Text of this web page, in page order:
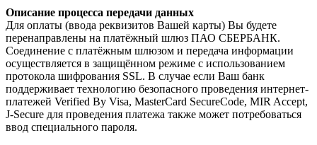
Описание процесса передачи данных
Для оплаты (ввода реквизитов Вашей карты) Вы будете
перенаправлены на платёжный шлюз ПАО СБЕРБАНК.
Соединение с платёжным шлюзом и передача информации
осуществляется в защищённом режиме с использованием
протокола шифрования SSL. В случае если Ваш банк
поддерживает технологию безопасного проведения интернет-
платежей Verified By Visa, MasterCard SecureCode, MIR Accept,
J-Secure для проведения платежа также может потребоваться
ввод специального пароля.